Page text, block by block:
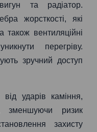
та радіатор.
жорсткості, які
також вентиляційні
перегріву.
зручний доступ
ударів каміння,
зменшуючи ризик
захисту